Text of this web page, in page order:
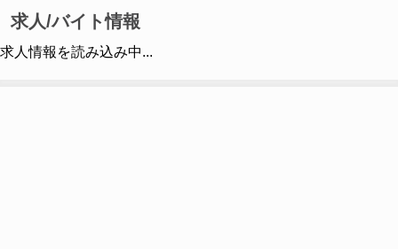
求人/バイト情報
求人情報を読み込み中...